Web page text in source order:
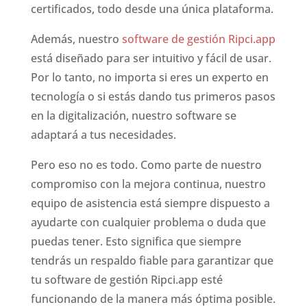
certificados, todo desde una única plataforma.
Además, nuestro software de gestión Ripci.app
está diseñado para ser intuitivo y fácil de usar.
Por lo tanto, no importa si eres un experto en
tecnología o si estás dando tus primeros pasos
en la digitalización, nuestro software se
adaptará a tus necesidades.
Pero eso no es todo. Como parte de nuestro
compromiso con la mejora continua, nuestro
equipo de asistencia está siempre dispuesto a
ayudarte con cualquier problema o duda que
puedas tener. Esto significa que siempre
tendrás un respaldo fiable para garantizar que
tu software de gestión Ripci.app esté
funcionando de la manera más óptima posible.